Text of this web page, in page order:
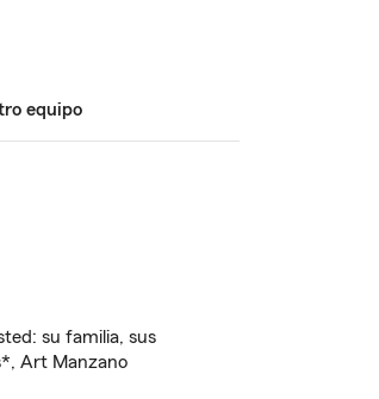
equipo
su familia, sus
Art Manzano